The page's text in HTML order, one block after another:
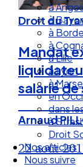
à
à
à
à
à Lille
à Lyon
à
en
dans
à
Droit
Nos articles
Nous suivre
Droit du
Mandat
salarié
Arnaud
22 août